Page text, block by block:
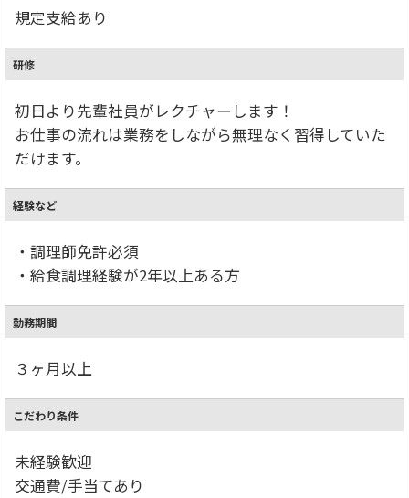
規定支給あり
研修
初日より先輩社員がレクチャーします！
お仕事の流れは業務をしながら無理なく習得していた
だけます。
経験など
・調理師免許必須
・給食調理経験が2年以上ある方
勤務期間
３ヶ月以上
こだわり条件
未経験歓迎
交通費/手当てあり